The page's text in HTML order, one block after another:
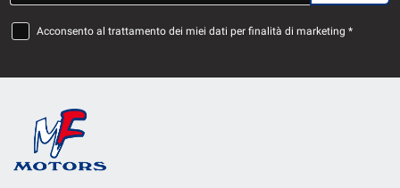
Acconsento al trattamento dei miei dati per finalità di marketing *